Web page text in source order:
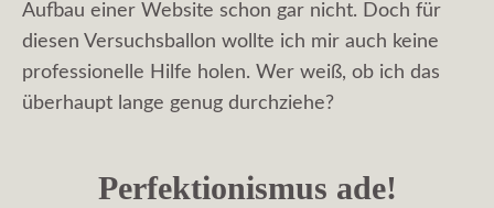
Aufbau einer Website schon gar nicht. Doch für
diesen Versuchsballon wollte ich mir auch keine
professionelle Hilfe holen. Wer weiß, ob ich das
überhaupt lange genug durchziehe?
Perfektionismus ade!